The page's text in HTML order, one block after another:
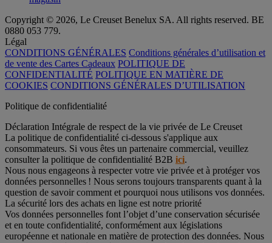
Copyright © 2026, Le Creuset Benelux SA. All rights reserved. BE
0880 053 779.
Légal
CONDITIONS GÉNÉRALES Conditions générales d’utilisation et
de vente des Cartes Cadeaux POLITIQUE DE
CONFIDENTIALITÉ POLITIQUE EN MATIÈRE DE
COOKIES CONDITIONS GÉNÉRALES D’UTILISATION
Politique de confidentialité
Déclaration Intégrale de respect de la vie privée de Le Creuset
La politique de confidentialité ci-dessous s'applique aux
consommateurs. Si vous êtes un partenaire commercial, veuillez
consulter la politique de confidentialité B2B ici.
Nous nous engageons à respecter votre vie privée et à protéger vos
données personnelles ! Nous serons toujours transparents quant à la
question de savoir comment et pourquoi nous utilisons vos données.
La sécurité lors des achats en ligne est notre priorité
Vos données personnelles font l’objet d’une conservation sécurisée
et en toute confidentialité, conformément aux législations
européenne et nationale en matière de protection des données. Nous